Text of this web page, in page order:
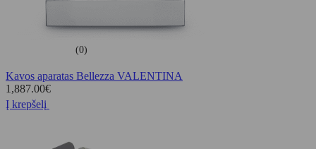
(0)
Kavos aparatas Bellezza VALENTINA
1,887.00€
Į krepšelį